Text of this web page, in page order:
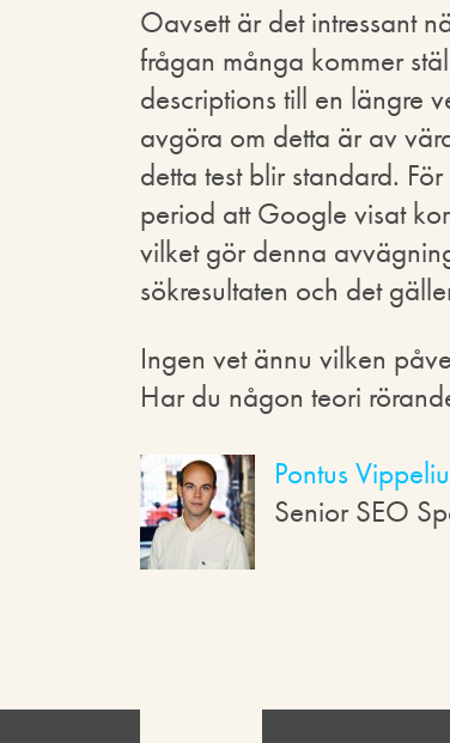
Oavsett är det intressant
frågan många kommer
descriptions till en längre
avgöra om detta är av
detta test blir standard.
period att Google visat
vilket gör denna
sökresultaten och det
Ingen vet ännu vilken
Har du någon teori
Pontus
Senior SEO